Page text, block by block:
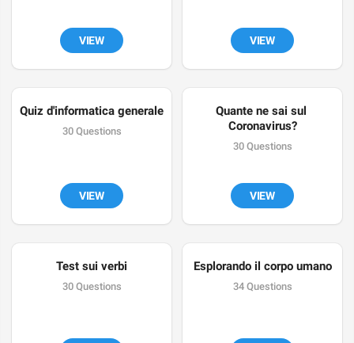
VIEW VIEW
Quiz d'informatica generale
30 Questions
VIEW
Quante ne sai sul
Coronavirus?
30 Questions
VIEW
Test sui verbi
30 Questions
Esplorando il corpo umano
34 Questions